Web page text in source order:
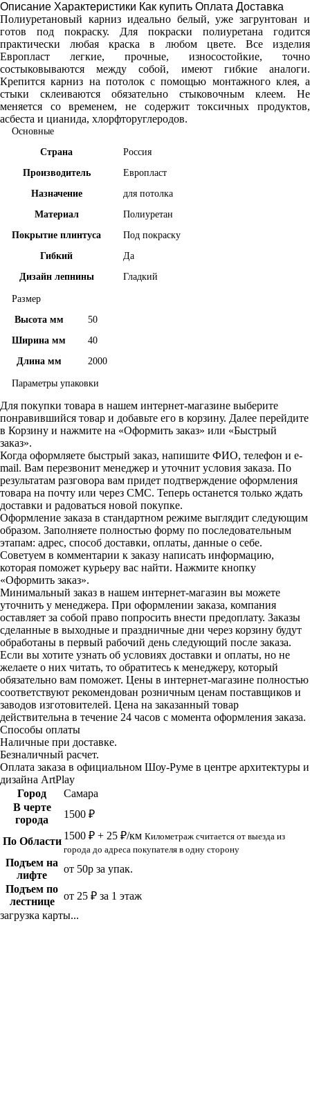
Описание Характеристики Как купить Оплата Доставка
Полиуретановый карниз идеально белый, уже загрунтован и
готов под покраску. Для покраски полиуретана годится
практически любая краска в любом цвете. Все изделия
Европласт легкие, прочные, износостойкие, точно
состыковываются между собой, имеют гибкие аналоги.
Крепится карниз на потолок с помощью монтажного клея, а
стыки склеиваются обязательно стыковочным клеем. Не
меняется со временем, не содержит токсичных продуктов,
асбеста и цианида, хлорфторуглеродов.
Основные
Страна
Россия
Производитель
Европласт
Назначение
для потолка
Материал
Полиуретан
Покрытие плинтуса
Под покраску
Гибкий
Да
Дизайн лепнины
Гладкий
Размер
Высота мм
50
Ширина мм
40
Длина мм
2000
Параметры упаковки
Для покупки товара в нашем интернет-магазине выберите
понравившийся товар и добавьте его в корзину. Далее перейдите
в Корзину и нажмите на «Оформить заказ» или «Быстрый
заказ».
Когда оформляете быстрый заказ, напишите ФИО, телефон и e-
mail. Вам перезвонит менеджер и уточнит условия заказа. По
результатам разговора вам придет подтверждение оформления
товара на почту или через СМС. Теперь останется только ждать
доставки и радоваться новой покупке.
Оформление заказа в стандартном режиме выглядит следующим
образом. Заполняете полностью форму по последовательным
этапам: адрес, способ доставки, оплаты, данные о себе.
Советуем в комментарии к заказу написать информацию,
которая поможет курьеру вас найти. Нажмите кнопку
«Оформить заказ».
Минимальный заказ в нашем интернет-магазин вы можете
уточнить у менеджера. При оформлении заказа, компания
оставляет за собой право попросить внести предоплату. Заказы
сделанные в выходные и праздничные дни через корзину будут
обработаны в первый рабочий день следующий после заказа.
Если вы хотите узнать об условиях доставки и оплаты, но не
желаете о них читать, то обратитесь к менеджеру, который
обязательно вам поможет. Цены в интернет-магазине полностью
соответствуют рекомендован розничным ценам поставщиков и
заводов изготовителей. Цена на заказанный товар
действительна в течение 24 часов с момента оформления заказа.
Способы оплаты
Наличные при доставке.
Безналичный расчет.
Оплата заказа в официальном Шоу-Руме в центре архитектуры и
дизайна ArtPlay
Город
Самара
В черте
города
1500 ₽
По Области 1500 ₽ + 25 ₽/км Километраж считается от выезда из
города до адреса покупателя в одну сторону
Подъем на
лифте
от 50р за упак.
Подъем по
лестнице
от 25 ₽ за 1 этаж
загрузка карты...